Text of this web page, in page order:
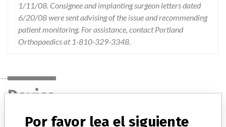
1/11/08. Consignee and implanting surgeon letters dated
6/20/08 were sent advising of the issue and recommending
patient monitoring. For assistance, contact Portland
Orthopaedics at 1-810-329-3348.
Device
Por favor lea el siguiente